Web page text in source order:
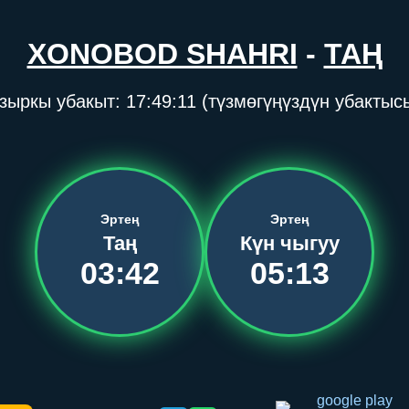
XONOBOD SHAHRI - ТАҢ
убакыт: 17:49:12 (түзмөгүңүздүн
Эртең
Таң
03:42
Эртең
Күн чыгуу
05:13